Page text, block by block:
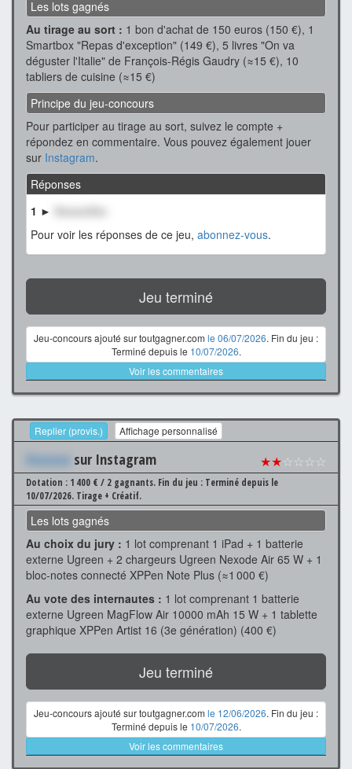
Les lots gagnés
Au tirage au sort : 1 bon d'achat de 150 euros (150 €), 1
Smartbox "Repas d'exception" (149 €), 5 livres "On va
déguster l'Italie" de François-Régis Gaudry (≈15 €), 10
tabliers de cuisine (≈15 €)
Principe du jeu-concours
Pour participer au tirage au sort, suivez le compte +
répondez en commentaire. Vous pouvez également jouer
sur Instagram.
Réponses
1 ►
XxxxxxXxx
Pour voir les réponses de ce jeu, abonnez-vous.
Jeu terminé
Jeu-concours ajouté sur toutgagner.com le 06/07/2026. Fin du jeu :
Terminé depuis le 10/07/2026.
Voir les commentaires
Replier (provis.) Affichage personnalisé
Xxxxxxx sur Instagram ★★☆☆☆☆
Dotation : 1 400 € / 2 gagnants. Fin du jeu : Terminé depuis le
10/07/2026. Tirage + Créatif.
Les lots gagnés
Au choix du jury : 1 lot comprenant 1 iPad + 1 batterie
externe Ugreen + 2 chargeurs Ugreen Nexode Air 65 W + 1
bloc-notes connecté XPPen Note Plus (≈1 000 €)
Au vote des internautes : 1 lot comprenant 1 batterie
externe Ugreen MagFlow Air 10000 mAh 15 W + 1 tablette
graphique XPPen Artist 16 (3e génération) (400 €)
Jeu terminé
Jeu-concours ajouté sur toutgagner.com le 12/06/2026. Fin du jeu :
Terminé depuis le 10/07/2026.
Voir les commentaires